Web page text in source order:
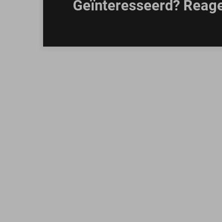
Geïnteresseerd?